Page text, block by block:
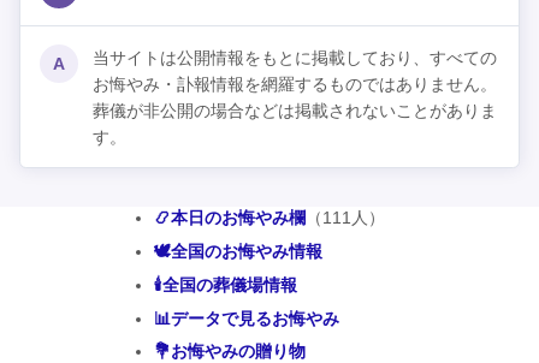
A
当サイトは公開情報をもとに掲載しており、すべての
お悔やみ・訃報情報を網羅するものではありません。
葬儀が非公開の場合などは掲載されないことがありま
す。
📿本日のお悔やみ欄 （111人）
🕊️全国のお悔やみ情報
🕯️全国の葬儀場情報
📊データで見るお悔やみ
💐お悔やみの贈り物